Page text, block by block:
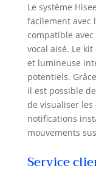
Le système
facilement avec
compatible
vocal aisé. Le
et lumineuse
potentiels.
il est possible
de visualiser
notifications
mouvements
Service